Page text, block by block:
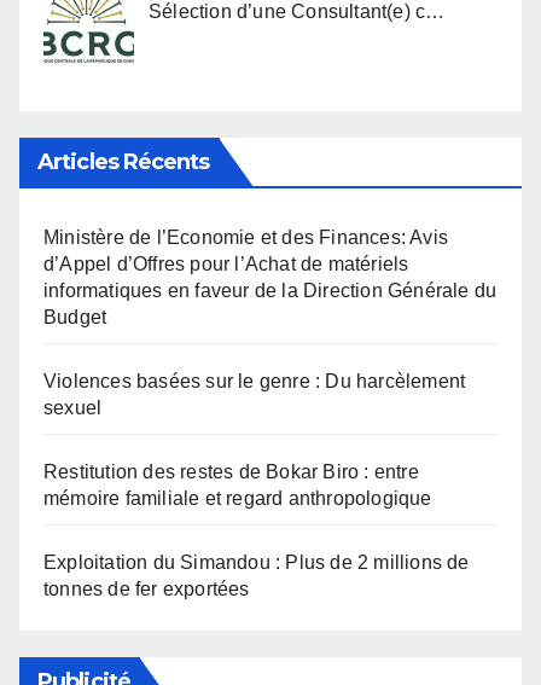
Sélection d’une Consultant(e) c…
Articles Récents
Ministère de l’Economie et des Finances: Avis
d’Appel d’Offres pour l’Achat de matériels
informatiques en faveur de la Direction Générale du
Budget
Violences basées sur le genre : Du harcèlement
sexuel
Restitution des restes de Bokar Biro : entre
mémoire familiale et regard anthropologique
Exploitation du Simandou : Plus de 2 millions de
tonnes de fer exportées